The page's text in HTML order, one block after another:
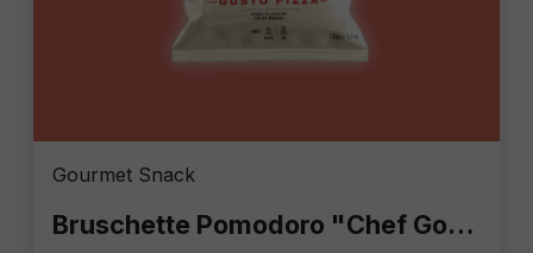
Gourmet Snack
Bruschette Pomodoro "Chef Gourmet"